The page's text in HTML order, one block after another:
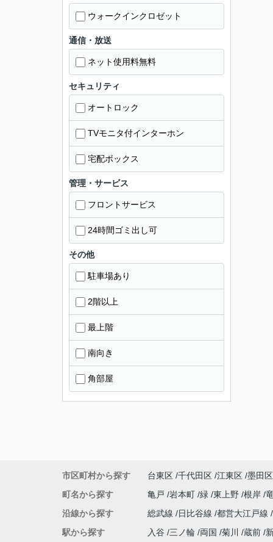
ウォークインクロゼット
通信・放送
ネット使用料無料
セキュリティ
オートロック
TVモニタ付インターホン
宅配ボックス
管理・サービス
フロントサービス
24時間ゴミ出し可
その他
駐車場あり
2階以上
最上階
南向き
角部屋
市区町村から探す 台東区 千代田区 江東区 墨田区
町名から探す
亀戸 岩本町 緑 東上野 根岸
沿線から探す
総武線 日比谷線 都営大江戸線
駅から探す
入谷 三ノ輪 両国 菊川 蔵前